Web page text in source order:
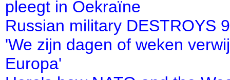
pleegt in Oekraïne
Russian military DESTROYS
'We zijn dagen of weken
Europa'